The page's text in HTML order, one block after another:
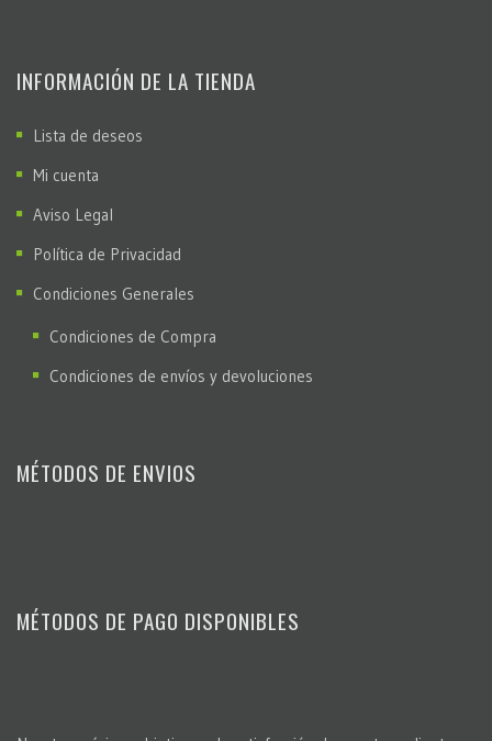
INFORMACIÓN DE LA TIENDA
Lista de deseos
Mi cuenta
Aviso Legal
Política de Privacidad
Condiciones Generales
Condiciones de Compra
Condiciones de envíos y devoluciones
MÉTODOS DE ENVIOS
MÉTODOS DE PAGO DISPONIBLES